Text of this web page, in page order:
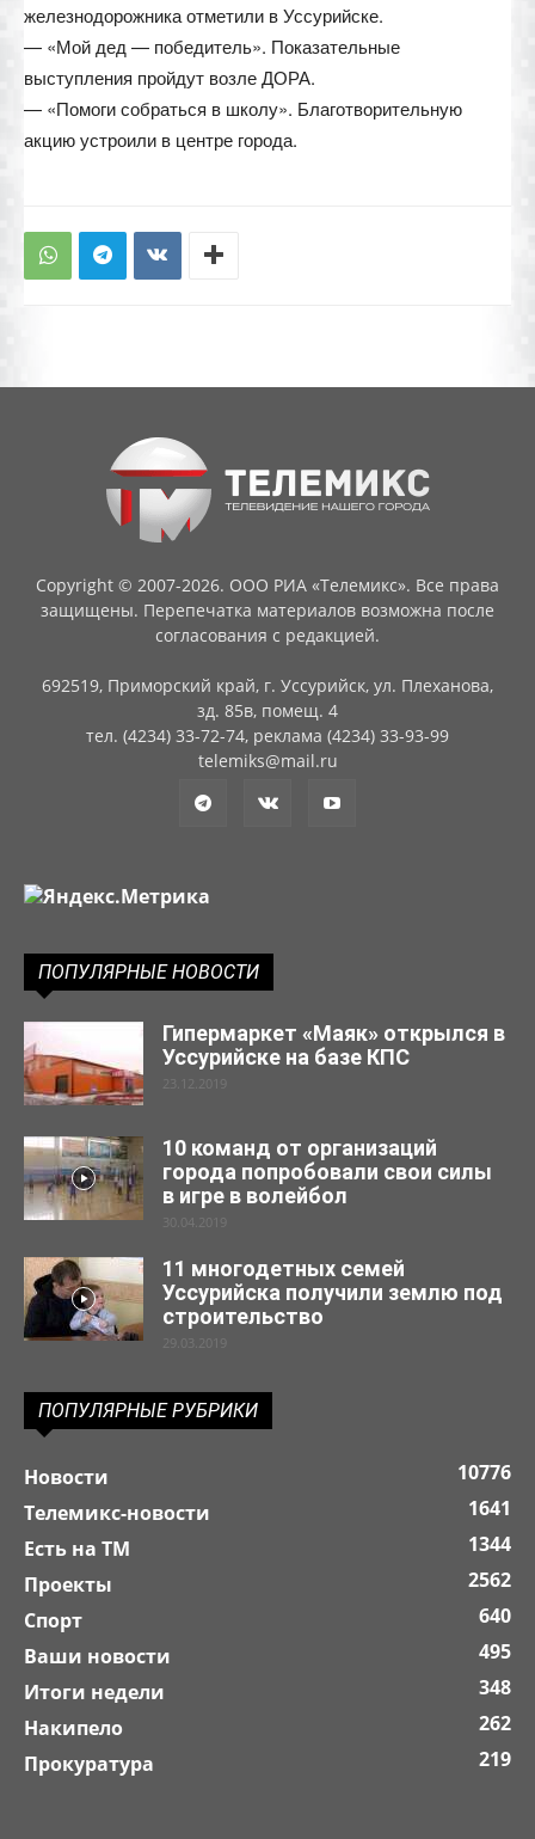
железнодорожника отметили в Уссурийске.
— «Мой дед — победитель». Показательные
выступления пройдут возле ДОРА.
— «Помоги собраться в школу». Благотворительную
акцию устроили в центре города.
Copyright © 2007-2026. ООО РИА «Телемикс». Все права
защищены. Перепечатка материалов возможна после
согласования с редакцией.
692519, Приморский край, г. Уссурийск, ул. Плеханова,
зд. 85в, помещ. 4
тел. (4234) 33-72-74, реклама (4234) 33-93-99
telemiks@mail.ru
ПОПУЛЯРНЫЕ НОВОСТИ
Гипермаркет «Маяк» открылся в
Уссурийске на базе КПС
23.12.2019
10 команд от организаций
города попробовали свои силы
в игре в волейбол
30.04.2019
11 многодетных семей
Уссурийска получили землю под
строительство
29.03.2019
ПОПУЛЯРНЫЕ РУБРИКИ
Новости
10776
Телемикс-новости
1641
Есть на ТМ
1344
Проекты
2562
Спорт
640
Ваши новости
495
Итоги недели
348
Накипело
262
Прокуратура
219